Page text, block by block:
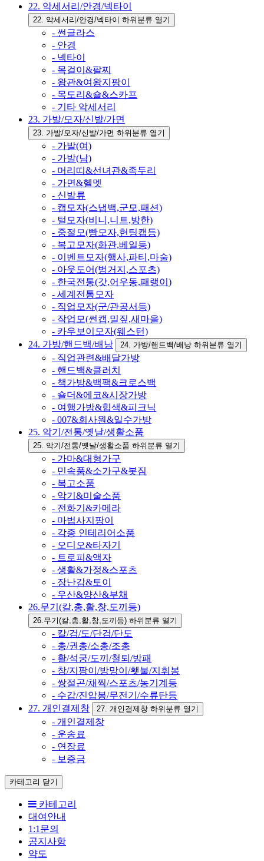
22. 악세서리/안경/넥타이
22. 악세서리/안경/넥타이 하위분류 열기
- 썬글라스
- 안경
- 넥타이
- 목걸이&팔찌
- 왕관&여왕지팡이
- 목도리&숄&스카프
- 기타 악세서리
23. 가발/모자/신발/가면
23. 가발/모자/신발/가면 하위분류 열기
- 가발(여)
- 가발(남)
- 머리띠&선녀관&족두리
- 가면&헬멧
- 신발류
- 캡모자(스냅백,군모,패션)
- 털모자(비니,니트,방한)
- 중절모(빵모자,헌팅캡등)
- 복고모자(화관,베일등)
- 이벤트모자(행사,파티,마술)
- 아웃도어(벙거지,스포츠)
- 한국전통(갓,어우동,패랭이)
- 세계전통모자
- 직업모자(군/관공서등)
- 작업모(썬캡,밀짚,새마을)
- 카우보이모자(웨스턴)
24. 가방/핸드백/배낭
24. 가방/핸드백/배낭 하위분류 열기
- 직업관련&배달가방
- 핸드백&클러치
- 책가방&백팩&크로스백
- 숄더&에코&시장가방
- 여행가방&힙색&피크닉
- 007&회사원&일수가방
25. 악기/전통/옛날/생활소품
25. 악기/전통/옛날/생활소품 하위분류 열기
- 가마&대형가구
- 민속품&소가구&봇짐
- 복고소품
- 악기&미술소품
- 전화기&카메라
- 마법사지팡이
- 각종 인테리어소품
- 오디오&타자기
- 트로피&액자
- 생활&가정&스포츠
- 장난감&토이
- 우산&양산&부채
26.무기(칼,총,활,창,도끼등)
26.무기(칼,총,활,창,도끼등) 하위분류 열기
- 칼/검/도/단검/단도
- 총/권총/소총/조총
- 활/석궁/도끼/철퇴/방패
- 창/지팡이/방망이/횃불/지휘봉
- 쌍절곤/채찍/스포츠/농기계등
- 수갑/진압봉/무전기/수류탄등
27. 개인결제창
27. 개인결제창 하위분류 열기
- 개인결제창
- 운송료
- 연장료
- 보증금
카테고리 닫기
카테고리
대여안내
1:1문의
공지사항
약도